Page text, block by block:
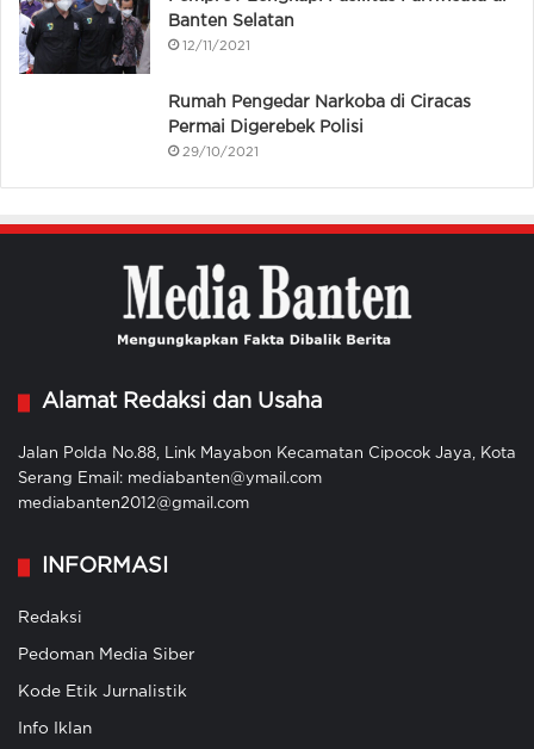
Banten Selatan
12/11/2021
Rumah Pengedar Narkoba di Ciracas
Permai Digerebek Polisi
29/10/2021
Alamat Redaksi dan Usaha
Jalan Polda No.88, Link Mayabon Kecamatan Cipocok Jaya, Kota
Serang Email: mediabanten@ymail.com
mediabanten2012@gmail.com
INFORMASI
Redaksi
Pedoman Media Siber
Kode Etik Jurnalistik
Info Iklan